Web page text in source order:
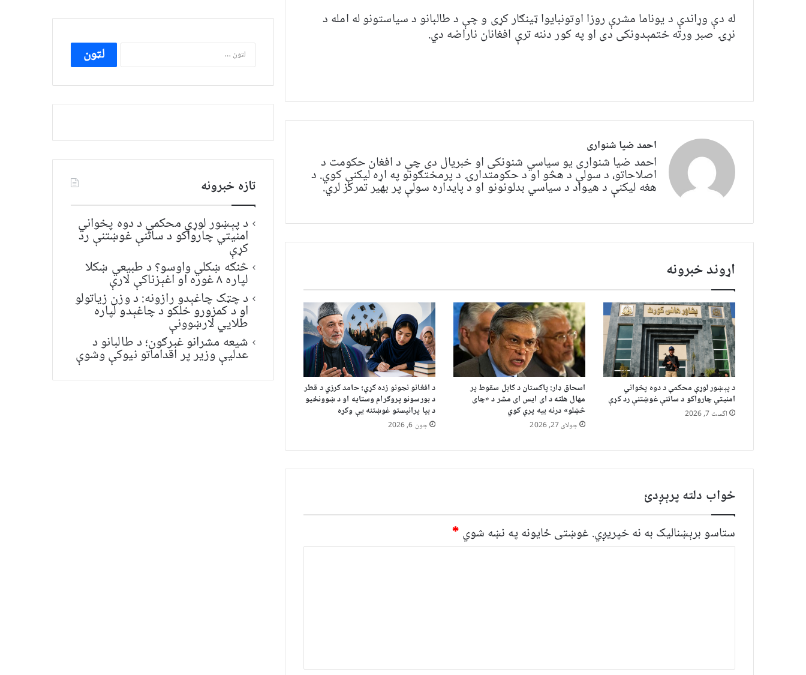
له دې وړاندې د یوناما مشرې روزا اوتونبایوا ټینګار کړی و چې د طالبانو د سیاستونو له امله د
نړۍ صبر ورته ختمېدونکی دی او په کور دننه ترې افغانان ناراضه دي.
احمد ضیا شنواری
احمد ضیا شنواری یو سياسي شنونکی او خبریال دی چې د افغان حکومت د
اصلاحاتو، د سولې د هڅو او د حکومتدارۍ د پرمختګونو په اړه لیکنې کوي. د
هغه لیکنې د هیواد د سیاسي بدلونونو او د پایداره سولې پر بهیر تمرکز لري.
اړوند خبرونه
د پېښور لوړې محکمې د دوه پخواني
امنیتي چارواکو د ساتنې غوښتنې رد کړې
اگست 7, 2026
اسحاق ډار: پاکستان د کابل سقوط پر
مهال هلته د ای ایس ای مشر د «چای
څښلو» درنه بیه پرې کوي
جولای 27, 2026
د افغانو نجونو زده کړې؛ حامد کرزي د قطر
د بورسونو پروګرام وستایه او د ښوونځیو
د بیا پرانیستو غوښتنه یې وکړه
جون 6, 2026
ځواب دلته پرېږدئ
ستاسو برېښناليک به نه خپريږي. غوښتى ځایونه په نښه شوي *
ددی
لپاره
لټون:
تازه خبرونه
د پېښور لوړې محکمې د دوه پخواني
امنیتي چارواکو د ساتنې غوښتنې رد
کړې
څنګه ښکلي واوسو؟ د طبیعي ښکلا
لپاره ۸ غوره او اغېزناکې لارې
د چټک چاغېدو رازونه: د وزن زیاتولو
او د کمزورو خلکو د چاغېدو لپاره
طلایي لارښوونې
شیعه مشرانو غبرګون؛ د طالبانو د
عدلیې وزیر پر اقداماتو نیوکې وشوې